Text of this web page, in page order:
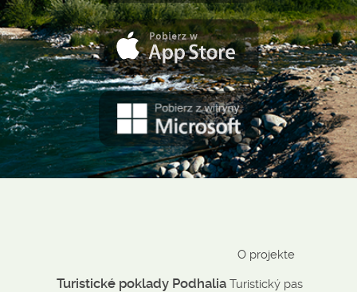
Turistické poklady Podhalia
O projekte
Turistický pas